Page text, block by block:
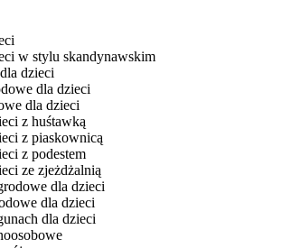
w stylu skandynawskim
dzieci
dla dzieci
dla dzieci
z huśtawką
z piaskownicą
z podestem
ze zjeżdżalnią
dla dzieci
dla dzieci
dla dzieci